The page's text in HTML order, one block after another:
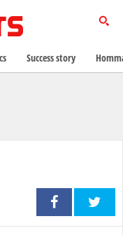
Success story